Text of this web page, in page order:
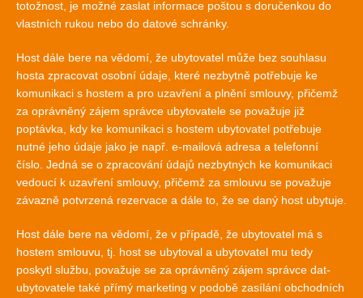
totožnost, je možné zaslat informace poštou s doručenkou do
vlastních rukou nebo do datové schránky.
Host dále bere na vědomí, že ubytovatel může bez souhlasu
hosta zpracovat osobní údaje, které nezbytně potřebuje ke
komunikaci s hostem a pro uzavření a plnění smlouvy, přičemž
za oprávněný zájem správce ubytovatele se považuje již
poptávka, kdy ke komunikaci s hostem ubytovatel potřebuje
nutné jeho údaje jako je např. e-mailová adresa a telefonní
číslo. Jedná se o zpracování údajů nezbytných ke komunikaci
vedoucí k uzavření smlouvy, přičemž za smlouvu se považuje
závazně potvrzená rezervace a dále to, že se daný host ubytuje.
Host dále bere na vědomí, že v případě, že ubytovatel má s
hostem smlouvu, tj. host se ubytoval a ubytovatel mu tedy
poskytl službu, považuje se za oprávněný zájem správce dat-
ubytovatele také přímý marketing v podobě zasílání obchodních